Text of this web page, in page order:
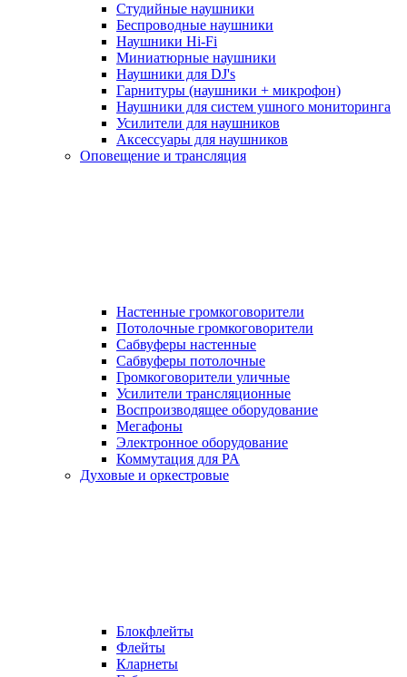
Студийные наушники
Беспроводные наушники
Наушники Hi-Fi
Миниатюрные наушники
Наушники для DJ's
Гарнитуры (наушники + микрофон)
Наушники для систем ушного мониторинга
Усилители для наушников
Аксессуары для наушников
Оповещение и трансляция
Настенные громкоговорители
Потолочные громкоговорители
Сабвуферы настенные
Сабвуферы потолочные
Громкоговорители уличные
Усилители трансляционные
Воспроизводящее оборудование
Мегафоны
Электронное оборудование
Коммутация для PA
Духовые и оркестровые
Блокфлейты
Флейты
Кларнеты